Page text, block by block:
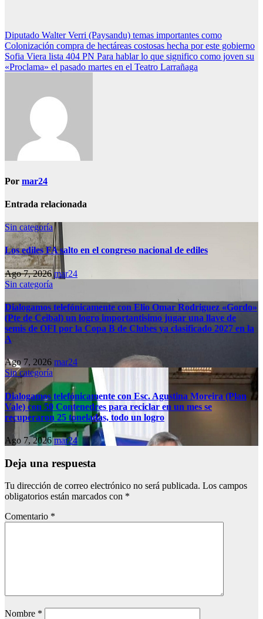
Navegación
de
entradas
Diputado Walter Verri (Paysandu) temas importantes como
Colonización compra de hectáreas costosas hecha por este gobierno
Sofia Viera lista 404 PN Para hablar lo que significo como joven su
«Proclama» el pasado martes en el Teatro Larrañaga
Por mar24
Entrada relacionada
Sin categoría
Los ediles FA salto en el congreso nacional de ediles
Ago 7, 2026mar24
Sin categoría
Dialogamos telefónicamente con Elio Omar Rodriguez «Gordo»
(Pte de Ceibal) un logro importantisimo jugar una llave de
semis de OFI por la Copa B de Clubes ya clasificado 2027 en la
A
Ago 7, 2026 mar24
Sin categoría
Dialogamos telefónicamente con Esc. Agustina Moreira (Plan
Vale) con 50 Contenedres para reciclar en un mes se
recuperaron 25 toneladas, todo un logro
Ago 7, 2026mar24
Deja una respuesta
Tu dirección de correo electrónico no será publicada. Los campos
obligatorios están marcados con *
Comentario *
Nombre *